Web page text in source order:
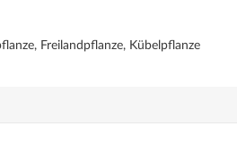
Freilandpflanze, Kübelpflanze